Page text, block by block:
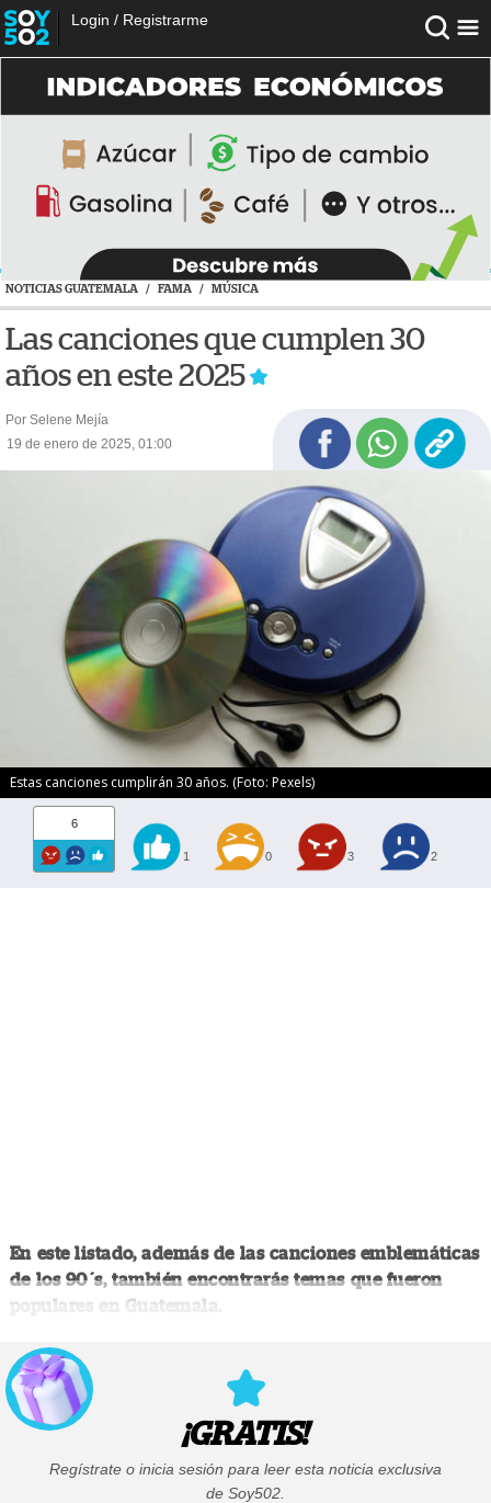
Login / Registrarme
NOTICIAS GUATEMALA / FAMA / MÚSICA
Las canciones que cumplen 30
años en este 2025
Por Selene Mejía
19 de enero de 2025, 01:00
Estas canciones cumplirán 30 años. (Foto: Pexels)
6
1 0 3 2
En este listado, además de las canciones emblemáticas
de los 90´s, también encontrarás temas que fueron
populares en Guatemala.
¡GRATIS!
Regístrate o inicia sesión para leer esta noticia exclusiva
de Soy502.